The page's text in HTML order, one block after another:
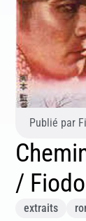
Publié par
/
extraits